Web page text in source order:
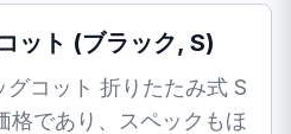
ット (ブラック, S)
コット 折りたたみ式 S
格であり、スペックもほ